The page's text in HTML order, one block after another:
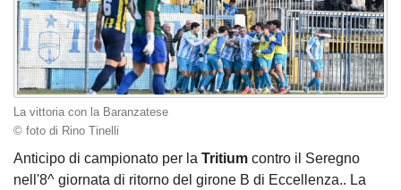
La vittoria con la Baranzatese
© foto di Rino Tinelli
Anticipo di campionato per la Tritium contro il Seregno
nell'8^ giornata di ritorno del girone B di Eccellenza.. La